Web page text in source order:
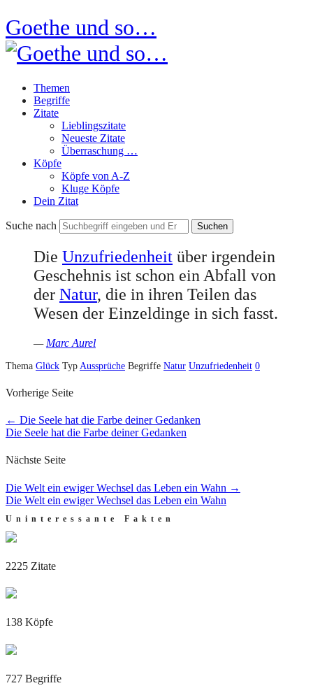
Goethe und so…
Themen
Begriffe
Zitate
Lieblingszitate
Neueste Zitate
Überraschung …
Köpfe
Köpfe von A-Z
Kluge Köpfe
Dein Zitat
Suche nach
Die Unzufriedenheit über irgendein
Geschehnis ist schon ein Abfall von
der Natur, die in ihren Teilen das
Wesen der Einzeldinge in sich fasst.
— Marc Aurel
Thema Glück Typ Aussprüche Begriffe Natur Unzufriedenheit 0
Vorherige Seite
← Die Seele hat die Farbe deiner Gedanken
Die Seele hat die Farbe deiner Gedanken
Nächste Seite
Die Welt ein ewiger Wechsel das Leben ein Wahn →
Die Welt ein ewiger Wechsel das Leben ein Wahn
Uninteressante Fakten
2225 Zitate
138 Köpfe
727 Begriffe